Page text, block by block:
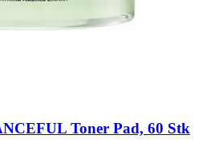
Toner Pad, 60 Stk